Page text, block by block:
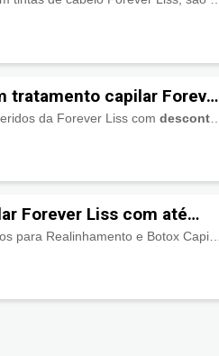
tratamento capilar Forever
da Forever Liss comdescontos de até 60%
Forever Liss com até